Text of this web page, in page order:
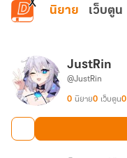
ข้ามไปยังเนื้อหาหลัก
นิยาย เว็บตูน
JustRin
@JustRin
0 นิยาย0 เว็บตูน0